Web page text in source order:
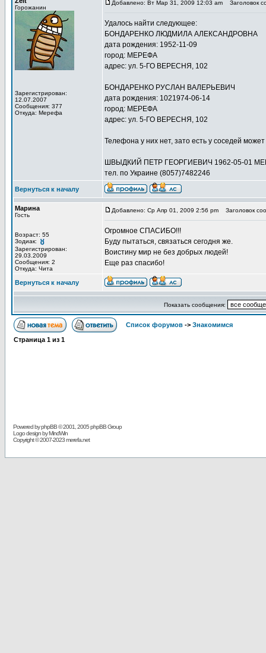
Горожанин
Зарегистрирован:
12.07.2007
Сообщения: 377
Откуда: Мерефа
Добавлено: Вт Мар 31, 2009 12:03 am Заголовок
Удалось найти следующее:
БОНДАРЕНКО ЛЮДМИЛА АЛЕКСАНДРОВНА
дата рождения: 1952-11-09
город: МЕРЕФА
адрес: ул. 5-ГО ВЕРЕСНЯ, 102
БОНДАРЕНКО РУСЛАН ВАЛЕРЬЕВИЧ
дата рождения: 1021974-06-14
город: МЕРЕФА
адрес: ул. 5-ГО ВЕРЕСНЯ, 102
Телефона у них нет, зато есть у соседей
ШВЫДКИЙ ПЕТР ГЕОРГИЕВИЧ 1962-05-01
тел. по Украине (8057)7482246
Вернуться к началу
Марина
Гость
Возраст: 55
Зодиак:
Зарегистрирован:
29.03.2009
Сообщения: 2
Откуда: Чита
Добавлено: Ср Апр 01, 2009 2:56 pm Заголовок
Огромное СПАСИБО!!!
Буду пытаться, связаться сегодня же.
Воистину мир не без добрых людей!
Еще раз спасибо!
Вернуться к началу
Показать сообщения:
Список форумов -> Знакомимся
Страница 1 из 1
Powered byphpBB© 2001, 2005 phpBB Group
Logo design by MindWin
Copyright © 2007-2023 merefa.net